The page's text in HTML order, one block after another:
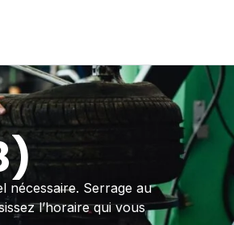
nécessaire. Serrage au
l’horaire qui vous